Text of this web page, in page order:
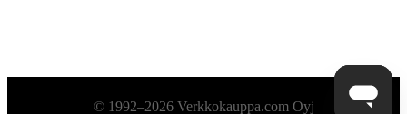
Alatunniste© 1992–2026 Verkkokauppa.com Oyj